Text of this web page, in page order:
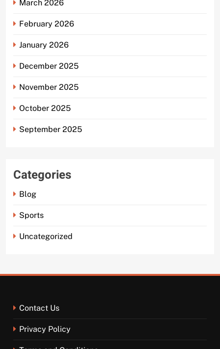
March 2026
February 2026
January 2026
December 2025
November 2025
October 2025
September 2025
Categories
Blog
Sports
Uncategorized
Contact Us
Privacy Policy